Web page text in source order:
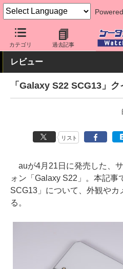
カテゴリ 過去記事
ケータイ Watch OS Android
レビュー
「Galaxy S22 SCG13」
リスト
auが4月21日に発売した、
ォン「Galaxy S22」。本記事
SCG13」について、外観やカ
る。